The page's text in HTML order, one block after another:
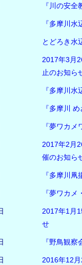
『川の安
『多摩川
とどろき水
2017年3月
止のお知ら
『多摩川
『多摩川
『夢ワカ
2017年2月
催のお知ら
『多摩川
『夢ワカ
2017年1月
せ
『野鳥観
2016年12